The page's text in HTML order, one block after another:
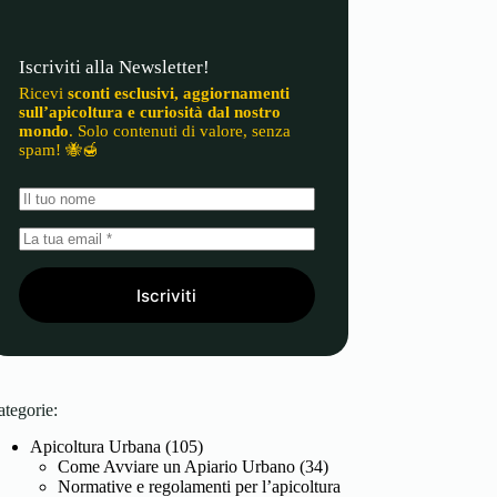
Iscriviti alla Newsletter!
Ricevisconti esclusivi, aggiornamenti
sull’apicoltura e curiosità dal nostro
mondo. Solo contenuti di valore, senza
spam! 🐝🍯
Iscriviti
Apicoltura Urbana (105)
Come Avviare un Apiario Urbano (34)
Normative e regolamenti per l’apicoltura